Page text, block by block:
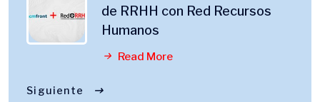
de RRHH con Red Recursos
Humanos
Read More
Siguiente